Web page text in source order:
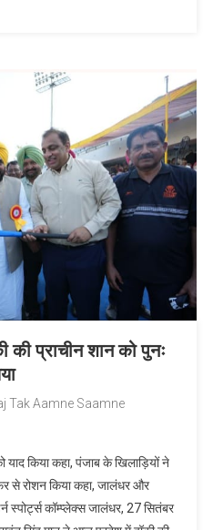
की प्राचीन शान को पुनः
Tak Aamne Saamne
किया कहा, पंजाब के खिलाड़ियों ने
से रोशन किया कहा, जालंधर और
स्पोर्ट्स कॉम्प्लेक्स जालंधर, 27 सितंबर